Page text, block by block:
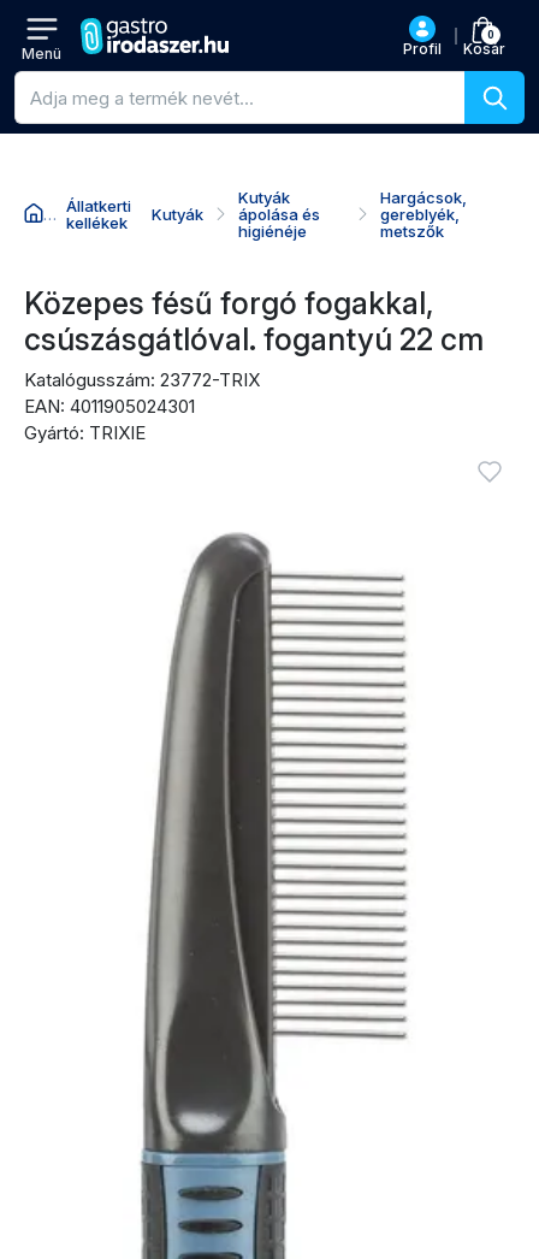
Menü Profil
0
Kosár
Termékkeresés
Állatkerti
kellékek
Kutyák
Kutyák
ápolása és
higiénéje
Hargácsok,
gereblyék,
metszők
Ugrás a vásárlási akciókhoz
Közepes fésű forgó fogakkal,
csúszásgátlóval. fogantyú 22 cm
Katalógusszám: 23772-TRIX
EAN: 4011905024301
Gyártó: TRIXIE